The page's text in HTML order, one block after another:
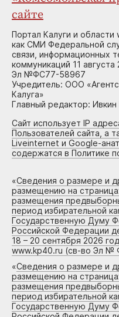
сайте
Портал Калуги и
как СМИ Федеральной
связи, информационных
коммуникаций 11
Эл №ФС77-58967
Учредитель: ООО
Калуга»
Главный редактор: Ивкин
Сайт использует IP
Пользователей сайта, а
Liveinternet и Google-
содержатся в Политике
«Сведения о размере и
размещению на
размещения
период избирательной
Государственную Думу
Российской Федерации
18 – 20 сентября 2026
www.kp40.ru (св-во Эл №
«Сведения о размере и
размещению на
размещения
период избирательной
Государственную Думу